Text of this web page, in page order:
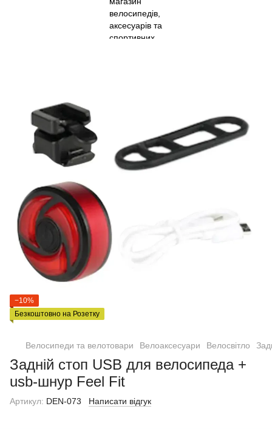
−10%
Безкоштовно на Розетку
Велосипеди та велотовари Велоаксесуари Велосвітло
Задній стоп USB для велосипеда +
usb-шнур Feel Fit
Артикул: DEN-073 Написати відгук